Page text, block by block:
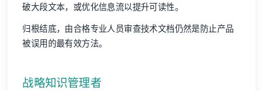
破大段文本，或优化信息流以提升可读性。
归根结底，由合格专业人员审查技术文档仍然是防止产品
被误用的最有效方法。
战略知识管理者